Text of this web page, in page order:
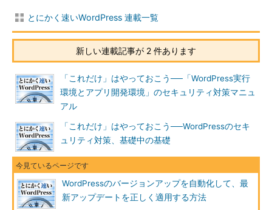
とにかく速いWordPress 連載一覧
新しい連載記事が 2 件あります
「これだけ」はやっておこう──「WordPress実行
環境とアプリ開発環境」のセキュリティ対策マニュ
アル
「これだけ」はやっておこう──WordPressのセキ
ュリティ対策、基礎中の基礎
WordPressのバージョンアップを自動化して、最
新アップデートを正しく適用する方法